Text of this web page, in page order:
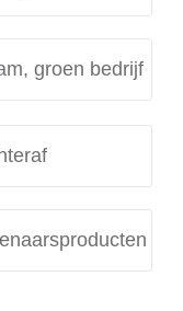
groen bedrijf